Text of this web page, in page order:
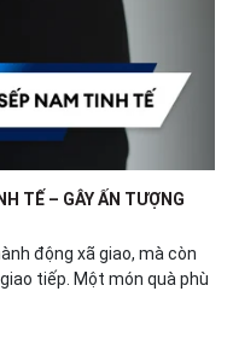
TẾ – GÂY ẤN TƯỢNG
động xã giao, mà còn
tiếp. Một món quà phù